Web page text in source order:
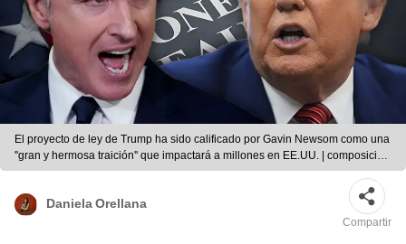
El proyecto de ley de Trump ha sido calificado por Gavin Newsom como una
''gran y hermosa traición'' que impactará a millones en EE.UU. | composición
LR
Daniela Orellana
Compartir